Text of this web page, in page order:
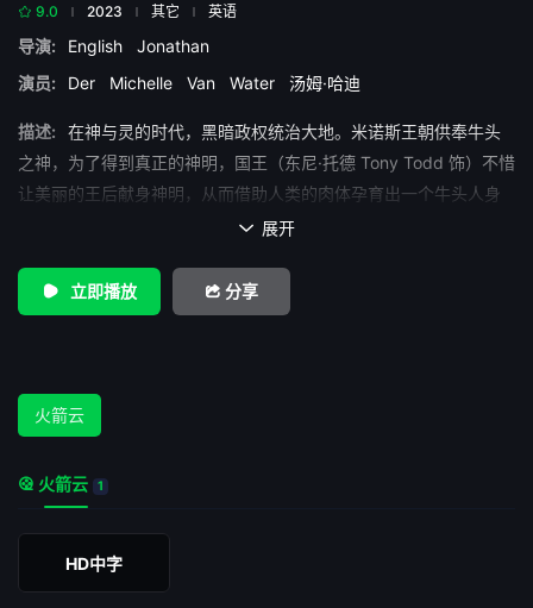
9.0 2023 其它 英语
导演: English Jonathan
演员:
Der Michelle Van Water 汤姆·哈迪
描述:
在神与灵的时代，黑暗政权统治大地。米诺斯王朝供奉牛头
之神，为了得到真正的神明，国王（东尼·托德 Tony Todd 饰）不惜
让美丽的王后献身神明，从而借助人类的肉体孕育出一个牛头人身
的怪物。每年国王都要派出犄角部队，到一个名为菲尔那的村庄抓
迎来第5个供奉年。牧羊人提奥（汤姆·哈迪 Tom Hardy 饰）多年前
就因为牛头人而痛失自己的爱侣菲安（Donata Janietz 饰），从一
满艰险的道路……
 展开
立即播放 分享
火箭云
火箭云 1
HD中字